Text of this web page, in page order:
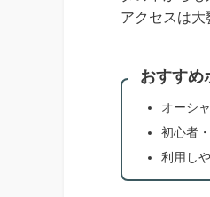
アクセスは大
おすすめ
オーシ
初心者
利用し